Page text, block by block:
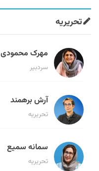
تحریریه
مهرک محمودی
سردبیر
آرش برهمند
تحریریه
سمانه سمیع
تحریریه